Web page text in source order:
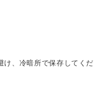
け、冷暗所で保存してくだ